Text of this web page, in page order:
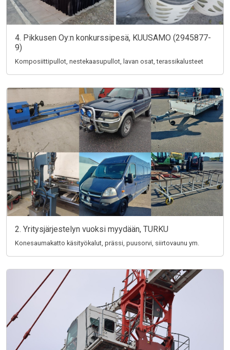
4. Pikkusen Oy:n konkurssipesä, KUUSAMO (2945877-
9)
Komposiittipullot, nestekaasupullot, lavan osat, terassikalusteet
2. Yritysjärjestelyn vuoksi myydään, TURKU
Konesaumakatto käsityökalut, prässi, puusorvi, siirtovaunu ym.